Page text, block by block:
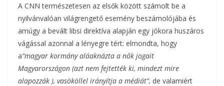
A CNN természetesen az elsők között számolt be a
nyilvánvalóan világrengető esemény beszámolójába és
amúgy a bevált libsi direktíva alapján egy jókora huszáros
vágással azonnal a lényegre tért: elmondta, hogy
a“magyar kormány aláaknázta a nők jogait
Magyarországon (azt nem fejtették ki, mindezt mire
alapozzák ), vasököllel irányítja a médiát”, de valamiért